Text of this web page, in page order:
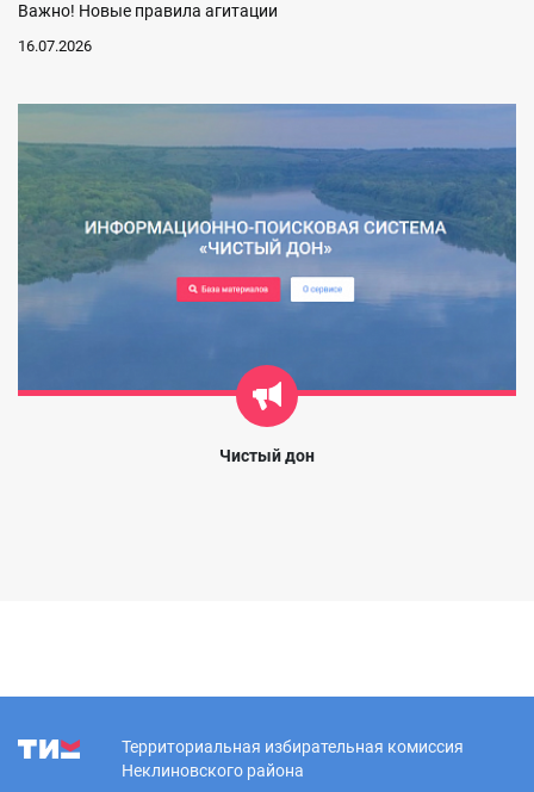
Важно! Новые правила агитации
16.07.2026
Чистый дон
Территориальная избирательная комиссия
Неклиновского района